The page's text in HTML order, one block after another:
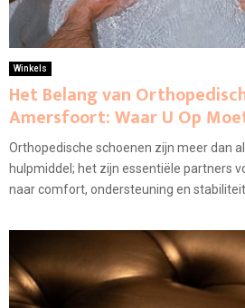
Winkels
Het Belang van
Amersfoort: Waar U Op
Orthopedische schoenen zijn meer dan
hulpmiddel; het zijn essentiële partners
naar comfort, ondersteuning en stabiliteit